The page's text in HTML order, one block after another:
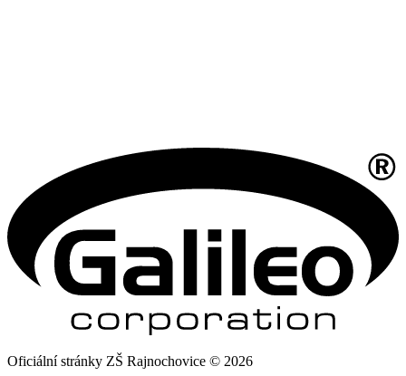
Oficiální stránky ZŠ Rajnochovice © 2026